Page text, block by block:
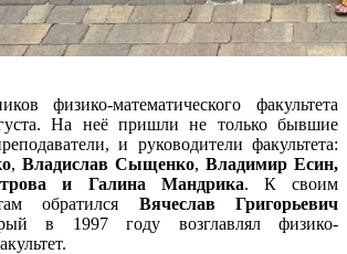
физико-математического факультета
На неё пришли не только бывшие
и руководители факультета:
, Владислав Сыщенко, Владимир Есин,
и Галина Мандрика. К своим
обратился Вячеслав Григорьевич
в 1997 году возглавлял физико-